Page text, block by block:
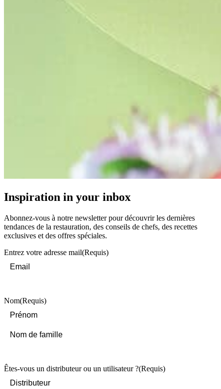
Inspiration in your inbox
Abonnez-vous à notre newsletter pour découvrir les dernières
tendances de la restauration, des conseils de chefs, des recettes
exclusives et des offres spéciales.
Entrez votre adresse mail(Requis)
Nom(Requis)
Êtes-vous un distributeur ou un utilisateur ?(Requis)